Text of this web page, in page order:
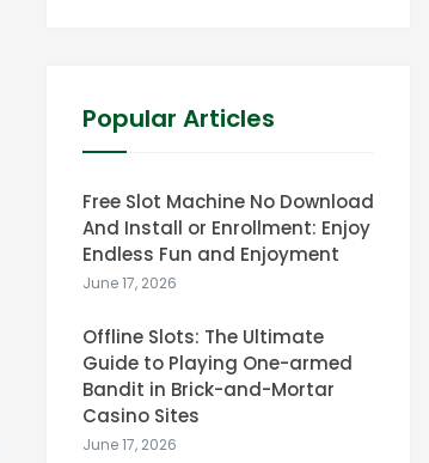
Popular Articles
Free Slot Machine No Download
And Install or Enrollment: Enjoy
Endless Fun and Enjoyment
June 17, 2026
Offline Slots: The Ultimate
Guide to Playing One-armed
Bandit in Brick-and-Mortar
Casino Sites
June 17, 2026